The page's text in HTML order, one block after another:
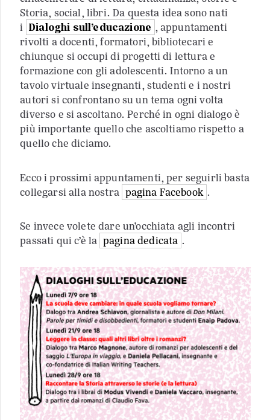
Storia, social, libri. Da questa idea sono nati
i Dialoghi sull’educazione , appuntamenti
rivolti a docenti, formatori, bibliotecari e
chiunque si occupi di progetti di lettura e
formazione con gli adolescenti. Intorno a un
tavolo virtuale insegnanti, studenti e i nostri
autori si confrontano su un tema ogni volta
diverso e si ascoltano. Perché in ogni dialogo è
più importante quello che ascoltiamo rispetto a
quello che diciamo.
Ecco i prossimi appuntamenti, per seguirli basta
collegarsi alla nostra pagina Facebook .
Se invece volete dare un’occhiata agli incontri
passati qui c’è la pagina dedicata .